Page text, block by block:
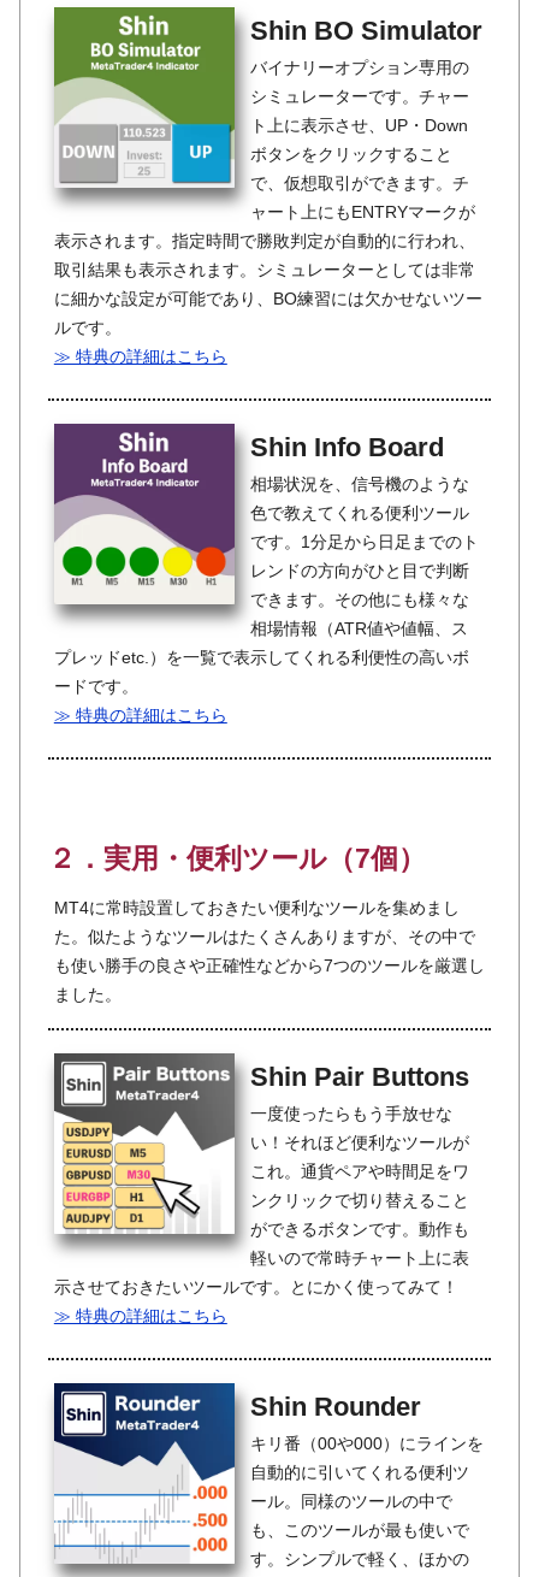
Shin BO Simulator
バイナリーオプション専用の
シミュレーターです。チャー
ト上に表示させ、UP・Down
ボタンをクリックすること
で、仮想取引ができます。チ
ャート上にもENTRYマークが
表示されます。指定時間で勝敗判定が自動的に行われ、
取引結果も表示されます。シミュレーターとしては非常
に細かな設定が可能であり、BO練習には欠かせないツー
ルです。
≫ 特典の詳細はこちら
Shin Info Board
相場状況を、信号機のような
色で教えてくれる便利ツール
です。1分足から日足までのト
レンドの方向がひと目で判断
できます。その他にも様々な
相場情報（ATR値や値幅、ス
プレッドetc.）を一覧で表示してくれる利便性の高いボ
ードです。
≫ 特典の詳細はこちら
２．実用・便利ツール（7個）
MT4に常時設置しておきたい便利なツールを集めまし
た。似たようなツールはたくさんありますが、その中で
も使い勝手の良さや正確性などから7つのツールを厳選し
ました。
Shin Pair Buttons
一度使ったらもう手放せな
い！それほど便利なツールが
これ。通貨ペアや時間足をワ
ンクリックで切り替えること
ができるボタンです。動作も
軽いので常時チャート上に表
示させておきたいツールです。とにかく使ってみて！
≫ 特典の詳細はこちら
Shin Rounder
キリ番（00や000）にラインを
自動的に引いてくれる便利ツ
ール。同様のツールの中で
も、このツールが最も使いで
す。シンプルで軽く、ほかの